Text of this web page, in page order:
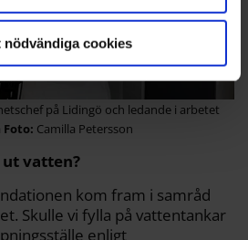
nödvändiga cookies
på Lidingö och ledande i arbetet
Camilla Petersson
vatten?
kom fram i samråd
Skulle vi fylla på vattentankar
enligt